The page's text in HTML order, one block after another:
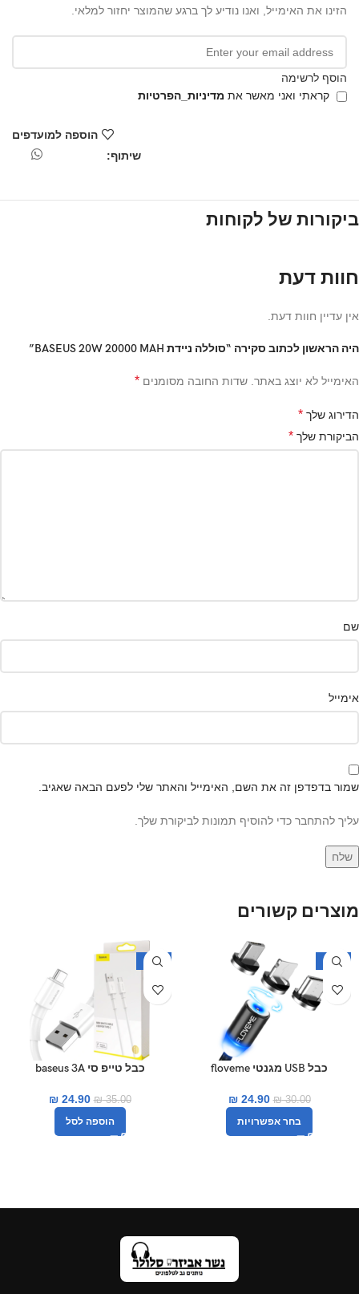
הזינו את האימייל, ואנו נודיע לך ברגע שהמוצר יחזור למלאי.
הוסף לרשימה
קראתי ואני מאשר את מדיניות_הפרטיות
הוספה למועדפים
שיתוף:
ביקורות של לקוחות
חוות דעת
אין עדיין חוות דעת.
היה הראשון לכתוב סקירה “סוללה ניידת BASEUS 20W 20000 MAH”
האימייל לא יוצג באתר. שדות החובה מסומנים *
הדירוג שלך *
הביקורת שלך *
שם
אימייל
שמור בדפדפן זה את השם, האימייל והאתר שלי לפעם הבאה שאגיב.
עליך להתחבר כדי להוסיף תמונות לביקורת שלך.
מוצרים קשורים
-17%
כבל USB מגנטי floveme
₪30.00
₪24.90
בחר אפשרויות
-29%
כבל טייפ סי baseus 3A
₪35.00
₪24.90
הוספה לסל